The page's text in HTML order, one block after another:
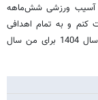
آسیب ورزشی شش‌ماهه
کنم و به تمام اهدافی
که برای امسال تعیین کرده بودم، نرسیدم. از این نظر سال 1404 برای من سال